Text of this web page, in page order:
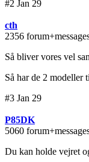
#2 Jan 29
cth
2356
Så bliver vores vel
Så har de 2 modeller
#3 Jan 29
P85DK
5060
Du kan holde vejret